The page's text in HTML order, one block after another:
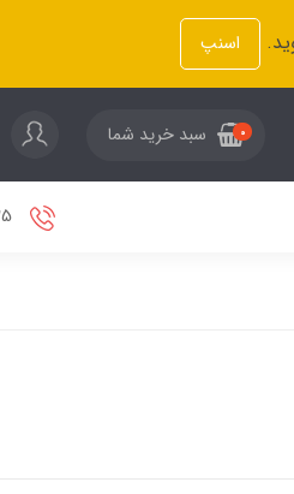
اسنپ
0 سبد خرید شما